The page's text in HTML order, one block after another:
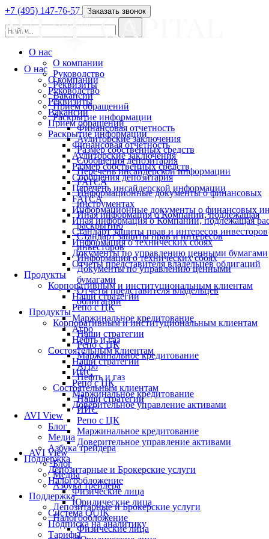
О нас
О компании
Руководство
Реквизиты
Вакансии
Прием обращений
Раскрытие информации
Финансовая отчетность
Аудиторские заключения
Размер собственных средств
Сообщения депозитария
Перечень инсайдерской информации
FATCA
Информационные документы о финансовых
Иная информация о Компании, подлежащая
Стандарт защиты прав и интересов инвесторов
Информация о технических сбоях
Документы по управлению ценными бумагами
Отчеты представителя владельцев облигаций
Продукты
Корпоративным и институциональным клиентам
Наши стратегии
Репо с ЦК
Маржинальное кредитование
Агро
Нефть и газ
Состоятельным клиентам
Наши стратегии
ИИС
Репо с ЦК
Маржинальное кредитование
Доверительное управление активами
AVI View
Блог
Медиа
Азбука трейдера
Поддержка
Депозитарные и Брокерские услуги
Налогообложение
Физические лица
Юридические лица
Система QUIK
Подписка на аналитику
Тарифы
+7 (495) 147-76-57 Заказать звонок
О нас
О компании
Руководство
Реквизиты
Вакансии
Прием обращений
Раскрытие информации
Финансовая отчетность
Аудиторские заключения
Размер собственных средств
Сообщения депозитария
Перечень инсайдерской информации
FATCA
Информационные документы о финансовых
инструментах
Иная информация о Компании, подлежащая
раскрытию
Стандарт защиты прав и интересов
инвесторов
Информация о технических сбоях
Документы по управлению ценными
бумагами
Отчеты представителя владельцев
облигаций
Продукты
Корпоративным и институциональным клиентам
Наши стратегии
Репо с ЦК
Маржинальное кредитование
Агро
Нефть и газ
Состоятельным клиентам
Наши стратегии
ИИС
Репо с ЦК
Маржинальное кредитование
Доверительное управление активами
AVI View
Блог
Медиа
Азбука трейдера
Поддержка
Депозитарные и Брокерские услуги
Налогообложение
Физические лица